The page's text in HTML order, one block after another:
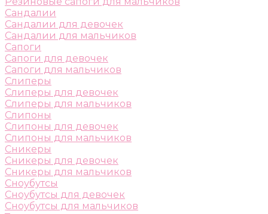
Сандалии
Сандалии для девочек
Сандалии для мальчиков
Сапоги
Сапоги для девочек
Сапоги для мальчиков
Слиперы
Слиперы для девочек
Слиперы для мальчиков
Слипоны
Слипоны для девочек
Слипоны для мальчиков
Сникеры
Сникеры для девочек
Сникеры для мальчиков
Сноубутсы
Сноубутсы для девочек
Сноубутсы для мальчиков